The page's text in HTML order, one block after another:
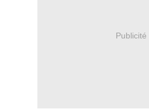
Publicité